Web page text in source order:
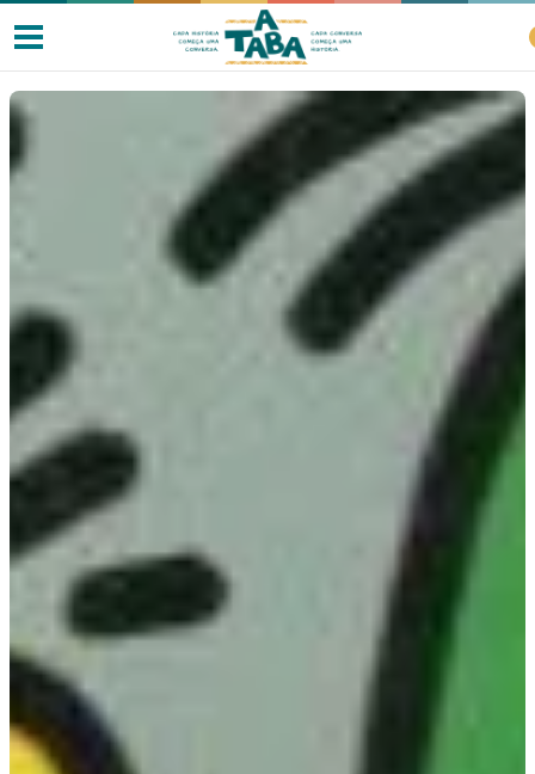
Clube de Leitores
Listas
Como ler?
Na escola
Colunas
Conteúdos